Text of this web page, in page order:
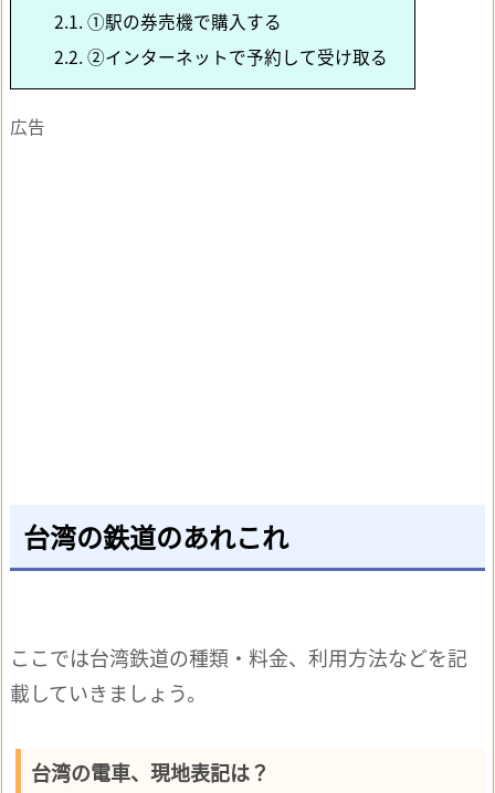
2.1. ①駅の券売機で購入する
2.2. ②インターネットで予約して受け取る
広告
台湾の鉄道のあれこれ
ここでは台湾鉄道の種類・料金、利用方法などを記
載していきましょう。
台湾の電車、現地表記は？